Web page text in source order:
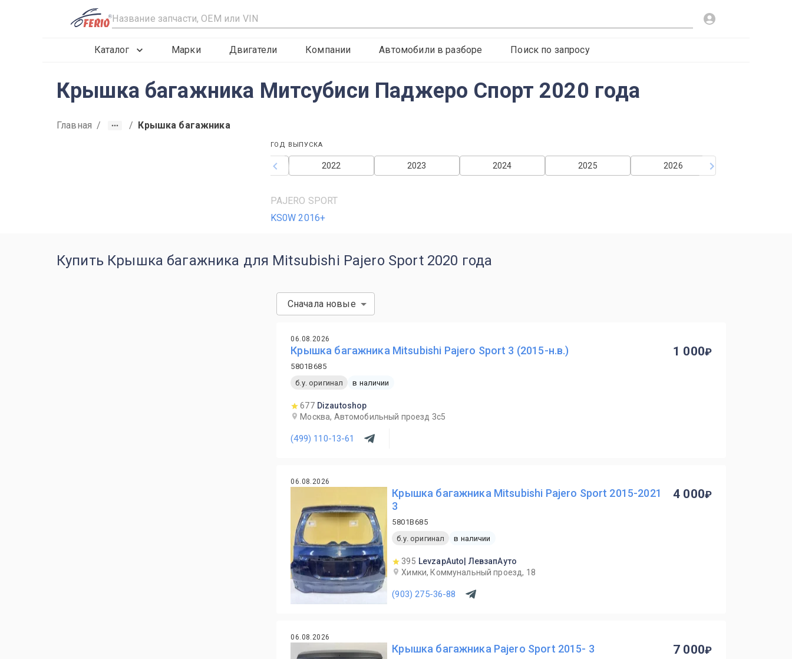
R
Каталог Марки Двигатели Компании Автомобили в разборе Поиск по запросу
Крышка багажника Митсубиси Паджеро Спорт 2020 года
Главная / / Крышка багажника
ГОД ВЫПУСКА
2026
2025
2024
2023
2022
PAJERO SPORT
KS0W 2016+
Купить Крышка багажника для Mitsubishi Pajero Sport 2020 года
Сначала новые
06.08.2026
Крышка багажника Mitsubishi Pajero Sport 3 (2015-н.в.)
5801B685
б.у. оригинал
в наличии
677 Dizautoshop
Москва, Автомобильный проезд 3с5
(499) 110-13-61
1 000
06.08.2026
Крышка багажника Mitsubishi Pajero Sport 2015-2021
3
5801B685
б.у. оригинал
в наличии
395 LevzapAuto| ЛевзапАуто
Химки, Коммунальный проезд, 18
(903) 275-36-88
4 000
06.08.2026
Крышка багажника Pajero Sport 2015- 3 7 000